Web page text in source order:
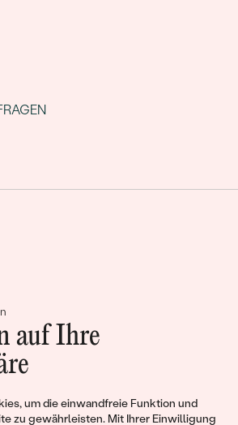
auf Ihre
um die einwandfreie Funktion und
zu gewährleisten. Mit Ihrer Einwilligung
erschaffen wir
von Schönheit und